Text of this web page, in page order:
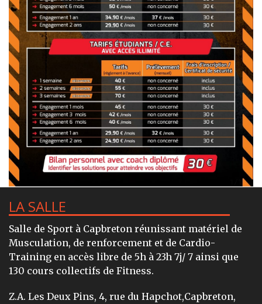
LA SALLE
Salle de Sport à Capbreton réunissant matériel de
Musculation, de renforcement et de Cardio-
Training en accès libre de 5h à 23h 7j/ 7 ainsi que
130 cours collectifs de Fitness.
Z.A. Les Deux Pins, 4, rue du Hapchot,Capbreton,